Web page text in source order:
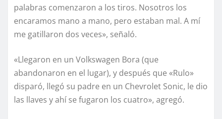
palabras comenzaron a los tiros. Nosotros los
encaramos mano a mano, pero estaban mal. A mí
me gatillaron dos veces», señaló.
«Llegaron en un Volkswagen Bora (que
abandonaron en el lugar), y después que «Rulo»
disparó, llegó su padre en un Chevrolet Sonic, le dio
las llaves y ahí se fugaron los cuatro», agregó.